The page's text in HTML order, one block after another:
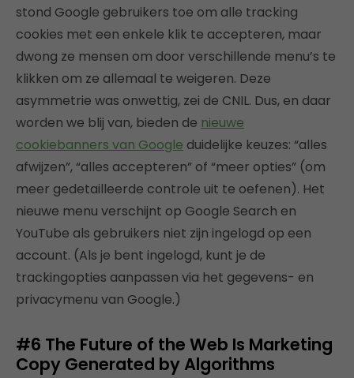
stond Google gebruikers toe om alle tracking
cookies met een enkele klik te accepteren, maar
dwong ze mensen om door verschillende menu’s te
klikken om ze allemaal te weigeren. Deze
asymmetrie was onwettig, zei de CNIL. Dus, en daar
worden we blij van, bieden de nieuwe
cookiebanners van Google duidelijke keuzes: “alles
afwijzen”, “alles accepteren” of “meer opties” (om
meer gedetailleerde controle uit te oefenen). Het
nieuwe menu verschijnt op Google Search en
YouTube als gebruikers niet zijn ingelogd op een
account. (Als je bent ingelogd, kunt je de
trackingopties aanpassen via het gegevens- en
privacymenu van Google.)
#6 The Future of the Web Is Marketing
Copy Generated by Algorithms